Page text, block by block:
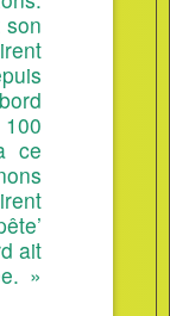
son
ce
ait
»